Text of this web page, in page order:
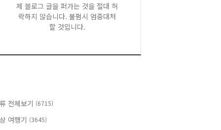
제 블로그 글을 퍼가는 것을 절대 허
락하지 않습니다. 불펌시 엄중대처
할 것입니다.
전체보기 (6715)
여행기 (3645)